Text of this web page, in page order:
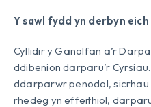
Y sawl fydd yn derbyn
Cyllidir y Ganolfan a’r
ddibenion darparu’r
ddarparwr penodol, sicrhau
rhedeg yn effeithiol,